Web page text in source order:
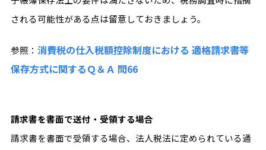
される可能性がある点は留意しておきましょう。
参照： 消費税の仕入税額控除制度における 適格請求書等
保存方式に関するＱ＆Ａ 問66
請求書を書面で送付・受領する場合
請求書を書面で受領する場合、法人税法に定められている通